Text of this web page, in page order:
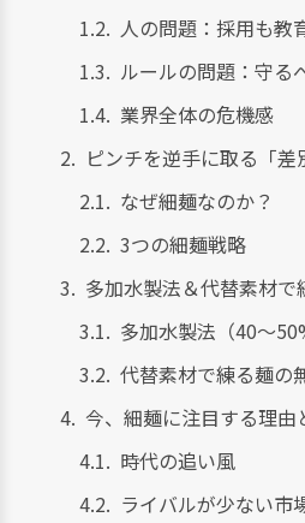
人の問題：採用も教
ルールの問題：守る
業界全体の危機感
ピンチを逆手に取る「差
なぜ細麺なのか？
3つの細麺戦略
多加水製法＆代替素材で
多加水製法（40〜
代替素材で練る麺の
今、細麺に注目する理由
時代の追い風
ライバルが少ない市